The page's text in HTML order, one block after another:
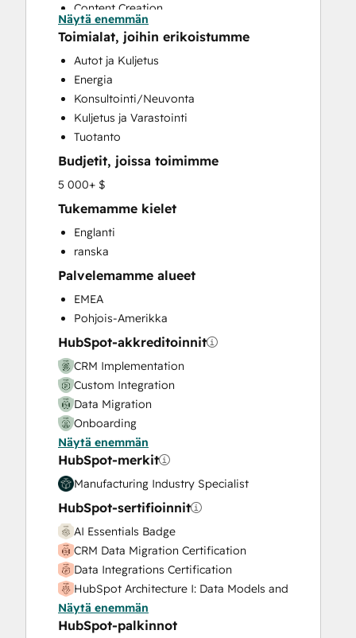
Content Creation
Conversational Marketing
CRM Implementation
CRM Migration
Custom API Integrations
Customer Marketing
Customer Success Training
Customer Support Training
Customer Survey and Analysis
Email Marketing
Help Desk Implementation
Knowledge Base Development
Paid Advertising
Programmable Automation
Sales and Marketing Alignment
Sales Coaching and Training
Search Engine Optimization
Social Media
Website Design
Website Development
Website Migration
Näytä enemmän
Toimialat, joihin erikoistumme
Autot ja Kuljetus
Energia
Konsultointi/Neuvonta
Kuljetus ja Varastointi
Tuotanto
Budjetit, joissa toimimme
5 000+ $
Tukemamme kielet
Englanti
ranska
Palvelemamme alueet
EMEA
Pohjois-Amerikka
HubSpot-akkreditoinnit
CRM Implementation
Custom Integration
Data Migration
Onboarding
Platform Enablement
Solutions Architecture Design
Näytä enemmän
HubSpot-merkit
Manufacturing Industry Specialist
HubSpot-sertifioinnit
AI Essentials Badge
CRM Data Migration Certification
Data Integrations Certification
HubSpot Architecture I: Data Models and
APIs
HubSpot Architecture II: Content and
Näytä enemmän
HubSpot-palkinnot